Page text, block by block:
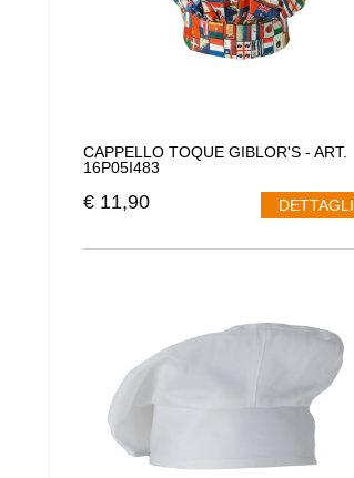
CAPPELLO TOQUE GIBLOR'S - ART.
16P05I483
€ 11,90 DETTAGLI